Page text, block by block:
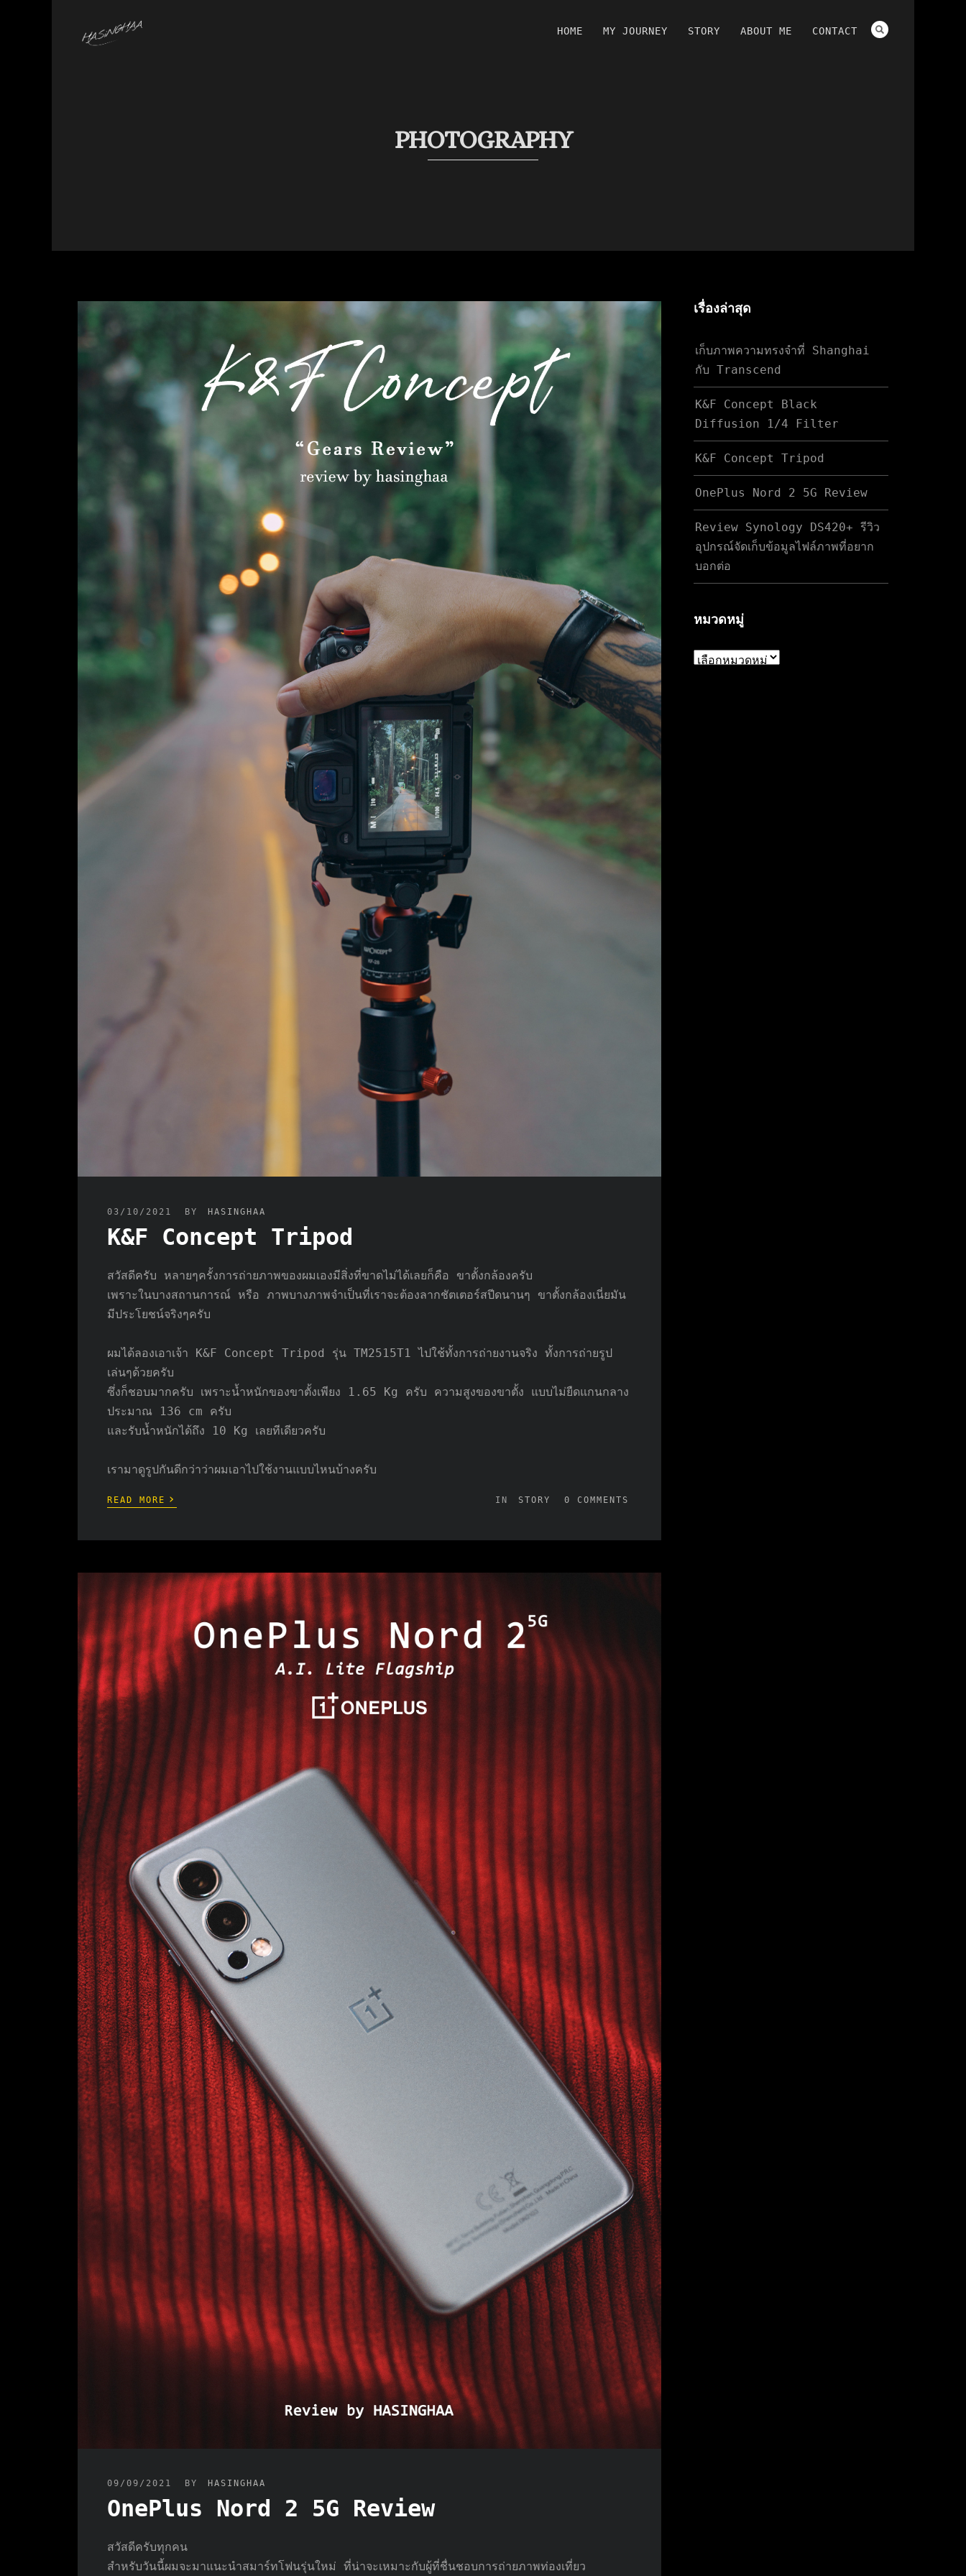
HOME MY JOURNEY STORY ABOUT ME CONTACT
PHOTOGRAPHY
03/10/2021 BY HASINGHAA
K&F Concept Tripod
สวัสดีครับ หลายๆครั้งการถ่ายภาพของผมเองมีสิ่งที่ขาดไม่ได้เลยก็คือ ขาตั้งกล้องครับ
เพราะในบางสถานการณ์ หรือ ภาพบางภาพจำเป็นที่เราจะต้องลากชัตเตอร์สปีดนานๆ ขาตั้งกล้องเนี่ยมัน
มีประโยชน์จริงๆครับ
ผมได้ลองเอาเจ้า K&F Concept Tripod รุ่น TM2515T1 ไปใช้ทั้งการถ่ายงานจริง ทั้งการถ่ายรูป
เล่นๆด้วยครับ
ซึ่งก็ชอบมากครับ เพราะน้ำหนักของขาตั้งเพียง 1.65 Kg ครับ ความสูงของขาตั้ง แบบไม่ยืดแกนกลาง
ประมาณ 136 cm ครับ
และรับน้ำหนักได้ถึง 10 Kg เลยทีเดียวครับ
เรามาดูรูปกันดีกว่าว่าผมเอาไปใช้งานแบบไหนบ้างครับ
READ MORE › IN STORY 0 COMMENTS
09/09/2021 BY HASINGHAA
OnePlus Nord 2 5G Review
สวัสดีครับทุกคน
สำหรับวันนี้ผมจะมาแนะนำสมาร์ทโฟนรุ่นใหม่ ที่น่าจะเหมาะกับผู้ที่ชื่นชอบการถ่ายภาพท่องเที่ยว
เรื่องล่าสุด
เก็บภาพความทรงจำที่ Shanghai
กับ Transcend
K&F Concept Black
Diffusion 1/4 Filter
K&F Concept Tripod
OnePlus Nord 2 5G Review
Review Synology DS420+ รีวิว
อุปกรณ์จัดเก็บข้อมูลไฟล์ภาพที่อยาก
บอกต่อ
หมวดหมู่
หมวด